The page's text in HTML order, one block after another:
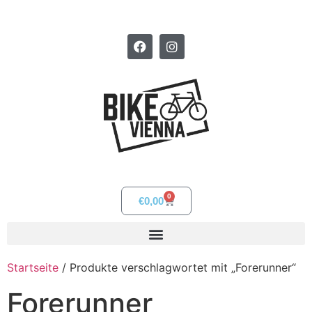
€0,00 0
Startseite / Produkte verschlagwortet mit „Forerunner“
Forerunner